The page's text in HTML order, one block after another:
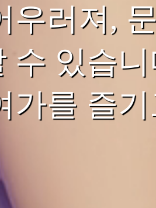
우러져,
수 있습
가를 즐